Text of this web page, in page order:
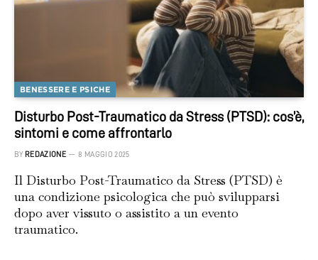
BENESSERE E PSICHE
Disturbo Post-Traumatico da Stress (PTSD): cos’è,
sintomi e come affrontarlo
BY REDAZIONE 8 MAGGIO 2025
Il Disturbo Post-Traumatico da Stress (PTSD) è
una condizione psicologica che può svilupparsi
dopo aver vissuto o assistito a un evento
traumatico.